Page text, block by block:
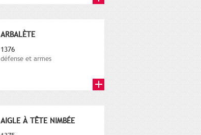
ARBALÈTE
1376
défense et armes
AIGLE À TÊTE NIMBÉE